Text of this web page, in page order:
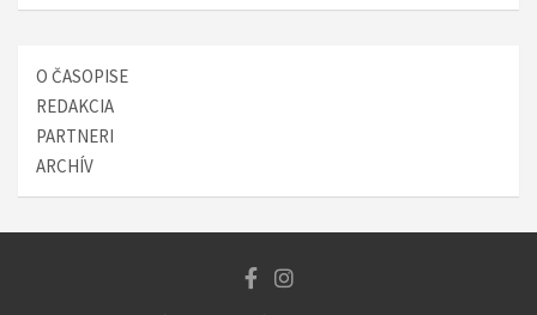
O ČASOPISE
REDAKCIA
PARTNERI
ARCHÍV